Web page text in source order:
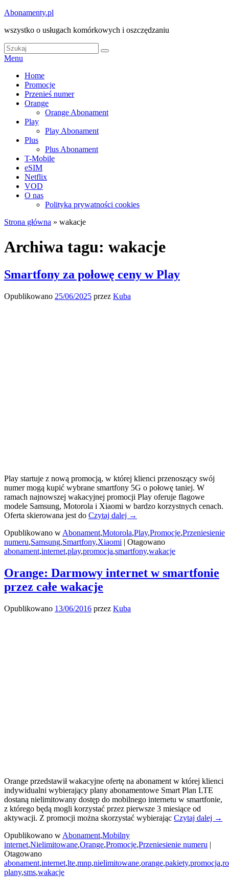
Skip
content
Abonamenty.pl
wszystko o usługach komórkowych i oszczędzaniu
Search
for:
Search
Menu
Główne
menu
Home
Promocje
Przenieś numer
Orange
Orange Abonament
Play
Play Abonament
Plus
Plus Abonament
T-Mobile
eSIM
Netflix
VOD
O nas
Polityka prywatności cookies
Strona główna » wakacje
Archiwa tagu: wakacje
Smartfony za połowę ceny w Play
Opublikowano 25/06/2025 przez Kuba
Play startuje z nową promocją, w której klienci przenoszący swój
numer mogą kupić wybrane smartfony 5G o połowę taniej. W
ramach najnowszej wakacyjnej promocji Play oferuje flagowe
modele Samsung, Motorola i Xiaomi w bardzo korzystnych cenach.
Oferta skierowana jest do Czytaj dalej Smartfony
połowę
ceny
w
→
Opublikowano w Abonament,Motorola,Play,Promocje,Przeniesienie
numeru,Samsung,Smartfony,Xiaomi | Otagowano
abonament,internet,play,promocja,smartfony,wakacje
Orange: Darmowy internet w smartfonie
przez całe wakacje
Opublikowano 13/06/2016 przez Kuba
Orange przedstawił wakacyjne ofertę na abonament w której klienci
indywidualni wybierający plany abonamentowe Smart Plan LTE
dostaną nielimitowany dostęp do mobilnego internetu w smartfonie,
z którego będą mogli korzystać przez pierwsze 3 miesiące od
aktywacji. Z promocji można skorzystać wybierając Czytaj dalej →
Opublikowano w Abonament,Mobilny
internet,Nielimitowane,Orange,Promocje,Przeniesienie numeru |
Otagowano
abonament,internet,lte,mnp,nielimitowane,orange,pakiety,promocja,
plany,sms,wakacje